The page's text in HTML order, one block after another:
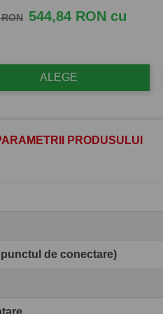
bazaPret
544,84 RON cu
ALEGE
PRODUSULUI
de conectare)